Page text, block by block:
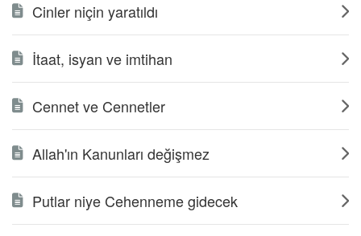
Cinler niçin yaratıldı
İtaat, isyan ve imtihan
Cennet ve Cennetler
Allah'ın Kanunları değişmez
Putlar niye Cehenneme gidecek